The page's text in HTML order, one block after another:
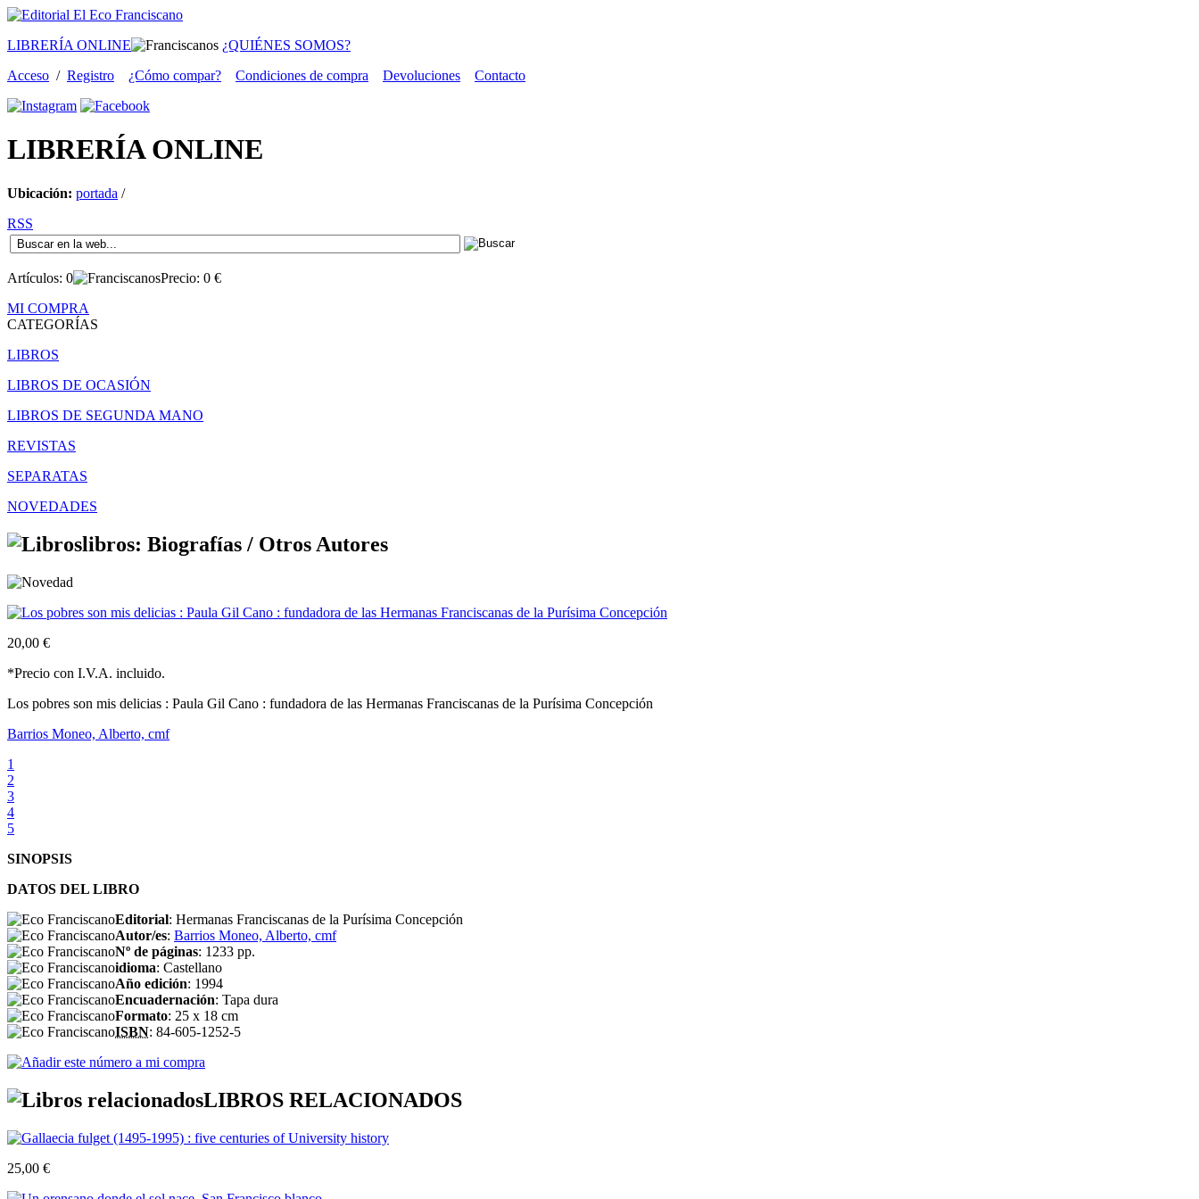
LIBRERÍA ONLINE
¿QUIÉNES SOMOS?
Acceso / Registro ¿Cómo compar? Condiciones de compra Devoluciones Contacto
LIBRERÍAONLINE
Ubicación: portada /
RSS
Artículos: 0 Precio: 0 €
MI COMPRA
CATEGORÍAS
LIBROS
LIBROS DE OCASIÓN
LIBROS DE SEGUNDA MANO
REVISTAS
SEPARATAS
NOVEDADES
libros: Biografías / Otros Autores
20,00 €
*Precio con I.V.A. incluido.
Los pobres son mis delicias : Paula Gil Cano : fundadora de las Hermanas Franciscanas de la Purísima Concepción
Barrios Moneo, Alberto, cmf
1
2
3
4
5
SINOPSIS
DATOS DEL LIBRO
Editorial: Hermanas Franciscanas de la Purísima Concepción
Autor/es: Barrios Moneo, Alberto, cmf
Nº de páginas: 1233 pp.
idioma: Castellano
Año edición: 1994
Encuadernación: Tapa dura
Formato: 25 x 18 cm
ISBN: 84-605-1252-5
LIBROS RELACIONADOS
25,00 €